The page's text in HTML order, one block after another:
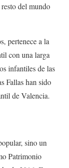
del mundo
pertenece a la
con una larga
infantiles de las
Fallas han sido
de Valencia.
sino un
Patrimonio